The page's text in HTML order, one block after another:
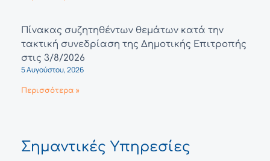
Πίνακας συζητηθέντων θεμάτων κατά την
τακτική συνεδρίαση της Δημοτικής Επιτροπής
στις 3/8/2026
5 Αυγούστου, 2026
Περισσότερα »
Σημαντικές Υπηρεσίες